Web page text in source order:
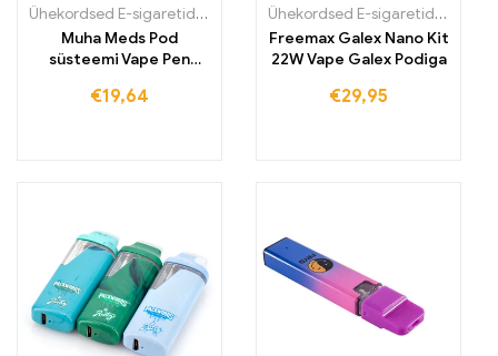
Ühekordsed E-sigaretid
,Ühekordsed E-sigaretid Eestis,
Muha Meds Pod
süsteemi Vape Pen
aurustaja
€19,64
Ühekordsed E-sigaretid
,
Freemax Galex Nano Kit
22W Vape Galex Podiga
€29,95